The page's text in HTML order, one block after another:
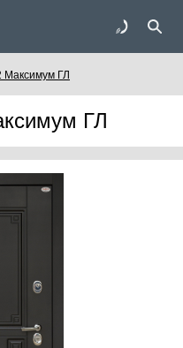
Максимум ГЛ
ГЛ